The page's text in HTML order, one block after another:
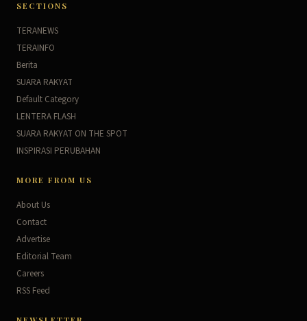
SECTIONS
TERANEWS
TERAINFO
Berita
SUARA RAKYAT
Default Category
LENTERA FLASH
SUARA RAKYAT ON THE SPOT
INSPIRASI PERUBAHAN
MORE FROM US
About Us
Contact
Advertise
Editorial Team
Careers
RSS Feed